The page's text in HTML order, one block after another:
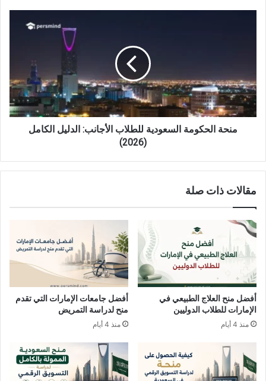
الدليل
الكامل
(2026)
منحة الحكومة السعودية للطلاب الأجانب: الدليل الكامل
(2026)
مقالات ذات صلة
أفضل منح العلاج الطبيعي في
الإمارات للطلاب الدوليين
منذ 4 أيام
أفضل جامعات الإمارات التي تقدم
منح لدراسة التمريض
منذ 4 أيام